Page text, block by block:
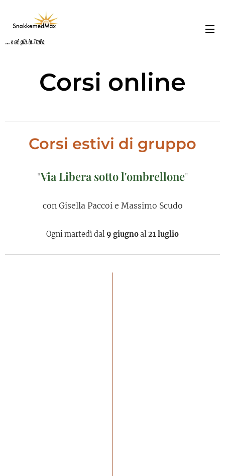
... e sei già in Italia
Corsi online
Corsi estivi di gruppo
"Via Libera sotto l'ombrellone"
con Gisella Paccoi e Massimo Scudo
Ogni martedì dal9 giugnoal21 luglio